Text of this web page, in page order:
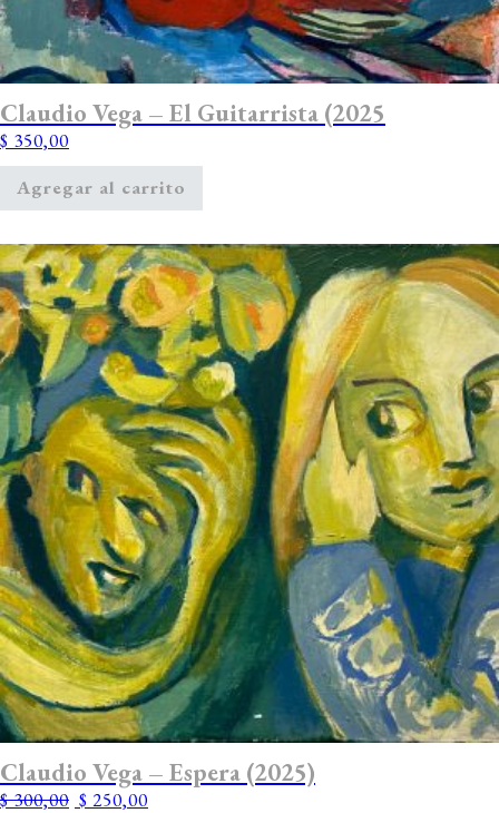
Claudio Vega – El Guitarrista (2025
$ 350,00
Agregar al carrito
Claudio Vega – Espera (2025)
$300,00 Original price was: $ 300,00.
$ 250,00